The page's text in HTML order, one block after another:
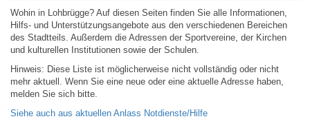
Wohin in Lohbrügge? Auf diesen Seiten finden Sie alle Informationen,
Hilfs- und Unterstützungsangebote aus den verschiedenen Bereichen
des Stadtteils. Außerdem die Adressen der Sportvereine, der Kirchen
und kulturellen Institutionen sowie der Schulen.
Hinweis: Diese Liste ist möglicherweise nicht vollständig oder nicht
mehr aktuell. Wenn Sie eine neue oder eine aktuelle Adresse haben,
melden Sie sich bitte.
Siehe auch aus aktuellen Anlass Notdienste/Hilfe